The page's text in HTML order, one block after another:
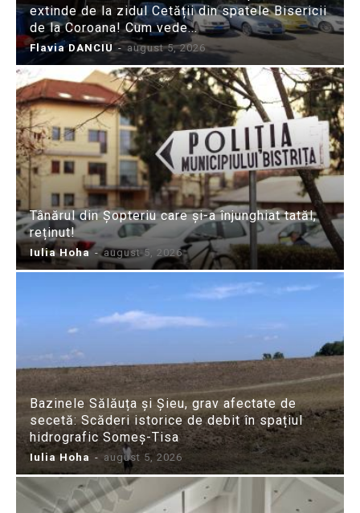
extinde de la zidul Cetății din spatele Bisericii
de la Coroana! Cum vede...
Flavia DANCIU - august 5, 2026
Tânărul din Șopteriu care și-a înjunghiat tatăl,
reținut!
Iulia Hoha - august 5, 2026
Bazinele Sălăuța și Șieu, grav afectate de
secetă: Scăderi istorice de debit în spațiul
hidrografic Someș-Tisa
Iulia Hoha - august 5, 2026